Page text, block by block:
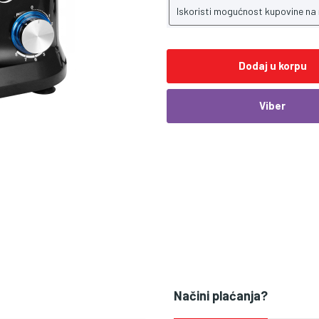
Iskoristi mogućnost kupovine
Dodaj u korpu
Viber
Načini plaćanja?